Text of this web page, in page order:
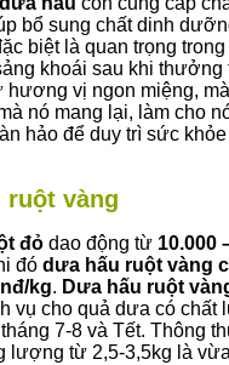
bổ sung chất dinh
biệt là quan trọng
khoái sau khi
hương vị ngon miệng,
nó mang lại, làm cho
hảo để duy trì sức
ruột vàng
đỏ dao động từ 10.000
đó dưa hấu ruột vàng
kg. Dưa hấu ruột
vụ cho quả dưa có chất
7-8 và Tết. Thông
lượng từ 2,5-3,5kg là